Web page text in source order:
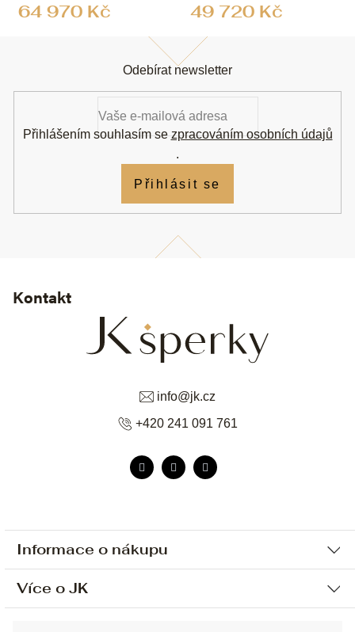
64 970 Kč 49 720 Kč
Informace o nákupu
Ochrana osobních údajů
Více o JK
Kontakt
info@jk.cz
+420 241 091 761
Odebírat newsletter
Přihlášením souhlasím se zpracováním osobních údajů
.
Přihlásit se